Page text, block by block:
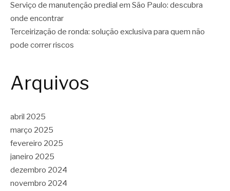
Serviço de manutenção predial em São Paulo: descubra
onde encontrar
Terceirização de ronda: solução exclusiva para quem não
pode correr riscos
Arquivos
abril 2025
março 2025
fevereiro 2025
janeiro 2025
dezembro 2024
novembro 2024